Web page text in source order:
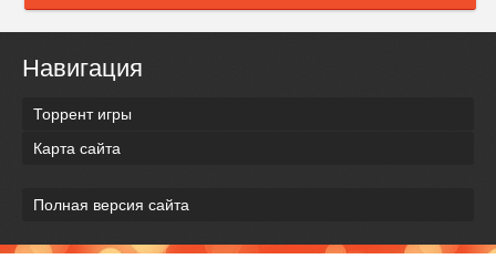
Навигация
Торрент игры
Карта сайта
Полная версия сайта